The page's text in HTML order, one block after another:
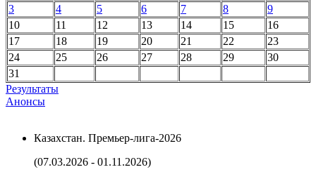
3
4 5 6 7 8
9
10
11 12 13 14 15
16
17
18 19 20 21 22
23
24
25 26 27 28 29
30
31
Результаты
Анонсы
Казахстан. Премьер-лига-2026
(07.03.2026 - 01.11.2026)